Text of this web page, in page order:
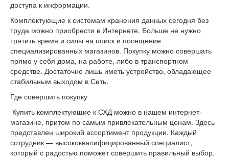
доступа к информации.
Комплектующие к системам хранения данных сегодня без
труда можно приобрести в Интернете. Больше не нужно
тратить время и силы на поиск и посещение
специализированных магазинов. Покупку можно совершать
прямо у себя дома, на работе, либо в транспортном
средстве. Достаточно лишь иметь устройство, обладающее
стабильным выходом в Сеть.
Где совершить покупку
Купить комплектующие к СХД можно в нашем интернет-
магазине, притом по самым привлекательным ценам. Здесь
представлен широкий ассортимент продукции. Каждый
сотрудник — высококвалифицированный специалист,
который с радостью поможет совершить правильный выбор.